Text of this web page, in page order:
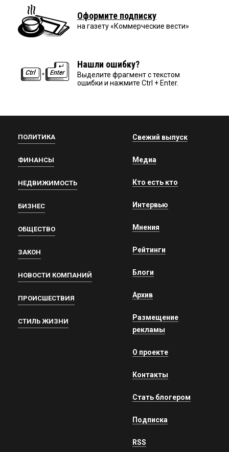
Оформите подписку
на газету «Коммерческие вести»
Нашли ошибку?
Выделите фрагмент с текстом
ошибки и нажмите Ctrl + Enter.
ПОЛИТИКА
ФИНАНСЫ
НЕДВИЖИМОСТЬ
БИЗНЕС
ОБЩЕСТВО
ЗАКОН
НОВОСТИ КОМПАНИЙ
ПРОИСШЕСТВИЯ
СТИЛЬ ЖИЗНИ
Свежий выпуск
Медиа
Кто есть кто
Интервью
Мнения
Рейтинги
Блоги
Архив
Размещение
рекламы
О проекте
Контакты
Стать блогером
Подписка
RSS